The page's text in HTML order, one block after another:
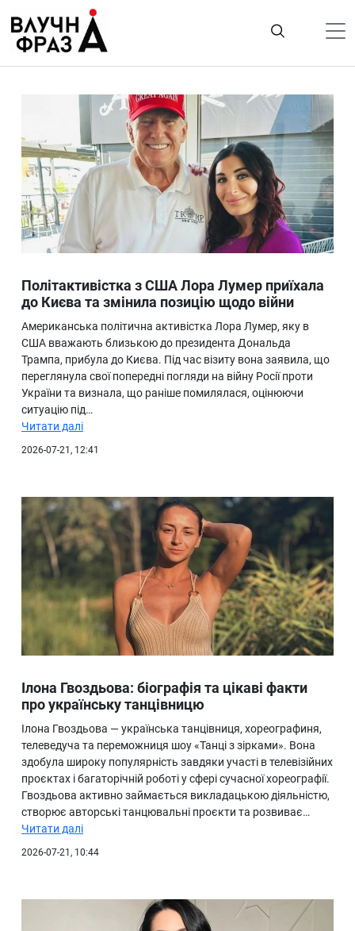
содержимому
Життя
Лайфстайл
ТехноНаука
Людина
Ukraine
Про нас
Політактивістка з США Лора Лумер приїхала
до Києва та змінила позицію щодо війни
Американська політична активістка Лора Лумер, яку в
США вважають близькою до президента Дональда
Трампа, прибула до Києва. Під час візиту вона заявила, що
переглянула свої попередні погляди на війну Росії проти
України та визнала, що раніше помилялася, оцінюючи
ситуацію під…
Читати далі
2026-07-21, 12:41
Ілона Гвоздьова: біографія та цікаві факти
про українську танцівницю
Ілона Гвоздьова — українська танцівниця, хореографиня,
телеведуча та переможниця шоу «Танці з зірками». Вона
здобула широку популярність завдяки участі в телевізійних
проєктах і багаторічній роботі у сфері сучасної хореографії.
Гвоздьова активно займається викладацькою діяльністю,
створює авторські танцювальні проєкти та розвиває…
Читати далі
2026-07-21, 10:44